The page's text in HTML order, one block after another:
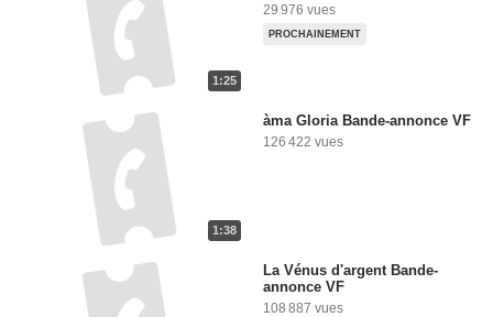
1:25
29 976 vues
PROCHAINEMENT
1:38
àma Gloria Bande-annonce VF
126 422 vues
La Vénus d'argent Bande-
annonce VF
108 887 vues